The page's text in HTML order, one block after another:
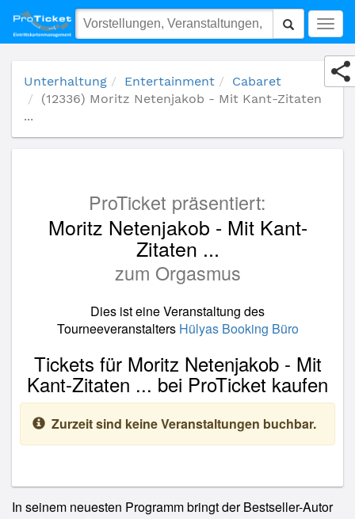
(12336) Moritz Netenjakob - Mit Kant-Zitaten ...
Unterhaltung Entertainment
Cabaret
(12336) Moritz Netenjakob - Mit Kant-Zitaten
...
ProTicket präsentiert:
Moritz Netenjakob - Mit Kant-
Zitaten ...
zum Orgasmus
Dies ist eine Veranstaltung des
Tourneeveranstalters Hülyas Booking Büro
Tickets für Moritz Netenjakob - Mit
Kant-Zitaten ... bei ProTicket kaufen
Zurzeit sind keine Veranstaltungen buchbar.
In seinem neuesten Programm bringt der Bestseller-Autor